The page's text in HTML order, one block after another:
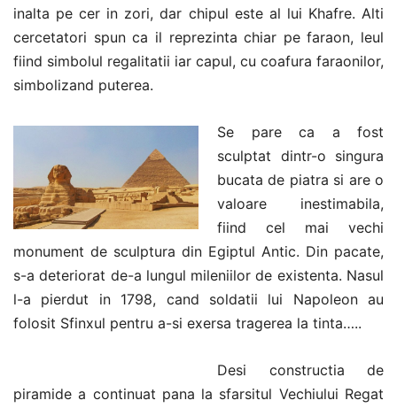
inalta pe cer in zori, dar chipul este al lui Khafre. Alti
cercetatori spun ca il reprezinta chiar pe faraon, leul
fiind simbolul regalitatii iar capul, cu coafura faraonilor,
simbolizand puterea.
Se pare ca a fost
sculptat dintr-o singura
bucata de piatra si are o
valoare inestimabila,
fiind cel mai vechi
monument de sculptura din Egiptul Antic. Din pacate,
s-a deteriorat de-a lungul mileniilor de existenta. Nasul
l-a pierdut in 1798, cand soldatii lui Napoleon au
folosit Sfinxul pentru a-si exersa tragerea la tinta…..
Desi constructia de
piramide a continuat pana la sfarsitul Vechiului Regat